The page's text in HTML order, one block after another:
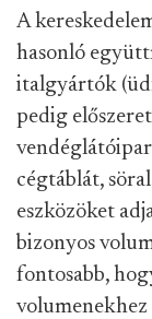
A
hasonló
italgyártók
pedig
cégtáblát,
eszközöket
bizonyos
fontosabb,
volumenekhez